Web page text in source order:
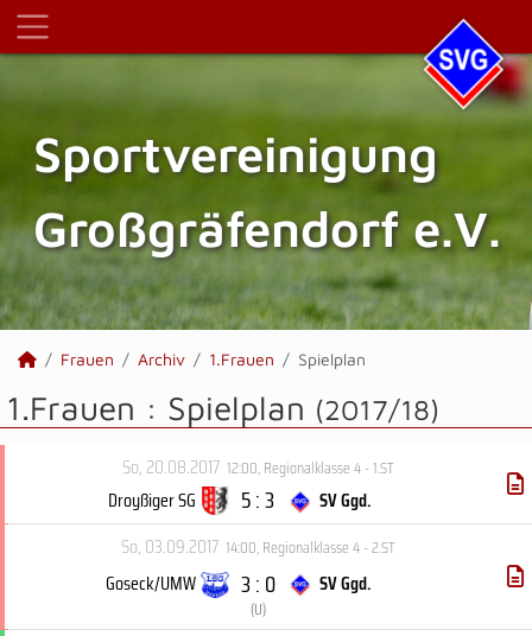
Sportvereinigung
Großgräfendorf e.V.
Frauen Archiv 1.Frauen Spielplan
1.Frauen : Spielplan (2017/18)
So, 20.08.2017 12:00,Regionalklasse 4 - 1.ST
Droyßiger SG 5 : 3
SV Ggd.
So, 03.09.2017 14:00,Regionalklasse 4 - 2.ST
Goseck/UMW 3 : 0
(U)
SV Ggd.